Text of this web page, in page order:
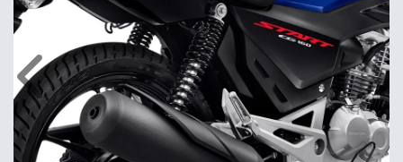
Anterior